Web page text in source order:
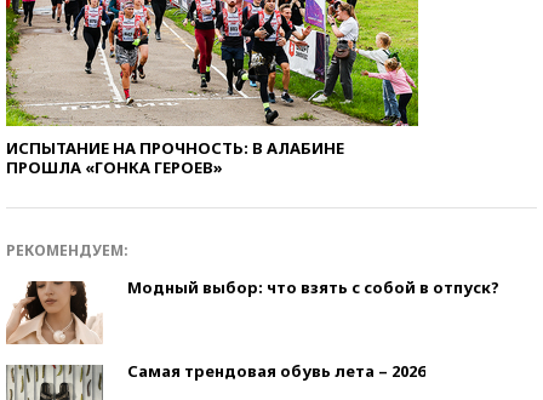
ИСПЫТАНИЕ НА ПРОЧНОСТЬ: В АЛАБИНЕ
ПРОШЛА «ГОНКА ГЕРОЕВ»
РЕКОМЕНДУЕМ:
Модный выбор: что взять с собой в отпуск?
Самая трендовая обувь лета – 2026